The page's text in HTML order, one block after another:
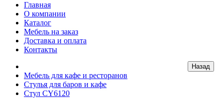
Главная
О компании
Каталог
Мебель на заказ
Доставка и оплата
Контакты
Мебель для кафе и ресторанов
Стулья для баров и кафе
Стул CY6120